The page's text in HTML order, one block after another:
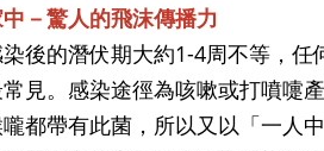
－驚人的飛沫傳播力
後的潛伏期大約1-4周不等，
見。感染途徑為咳嗽或打噴嚏
都帶有此菌，所以又以「一人